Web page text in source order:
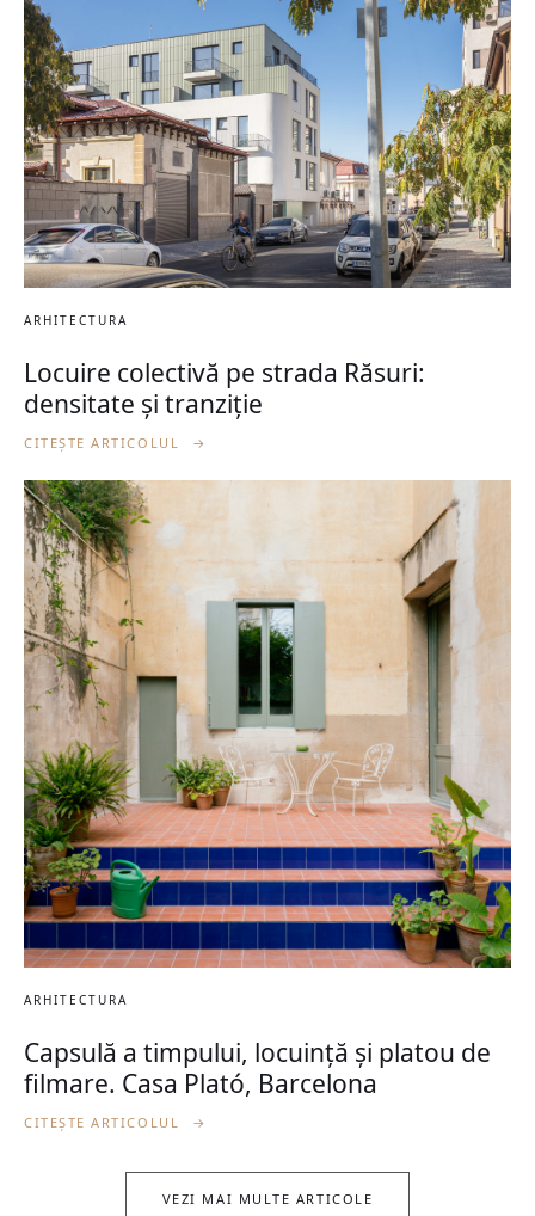
ARHITECTURA
Locuire colectivă pe strada Răsuri:
densitate și tranziție
CITEȘTE ARTICOLUL →
ARHITECTURA
Capsulă a timpului, locuință și platou de
filmare. Casa Plató, Barcelona
CITEȘTE ARTICOLUL →
VEZI MAI MULTE ARTICOLE